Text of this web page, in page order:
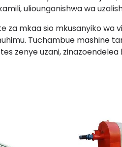
uliounganishwa wa
za mkaa sio mkusanyiko wa
Tuchambue mashine
zenye uzani,